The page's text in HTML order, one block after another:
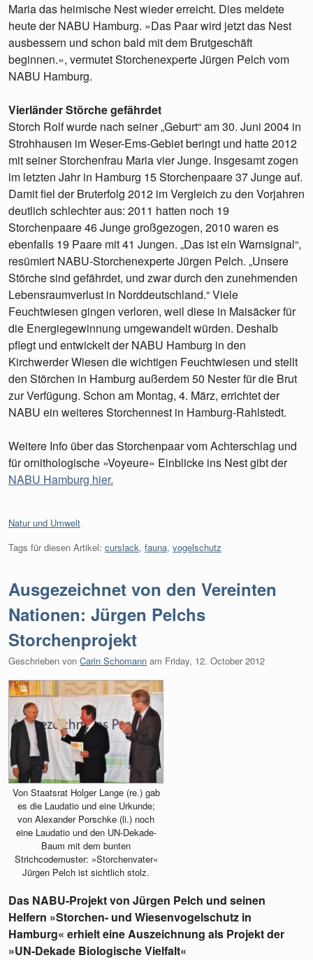
Maria das heimische Nest wieder erreicht. Dies meldete
heute der NABU Hamburg. »Das Paar wird jetzt das Nest
ausbessern und schon bald mit dem Brutgeschäft
beginnen.«, vermutet Storchenexperte Jürgen Pelch vom
NABU Hamburg.
Vierländer Störche gefährdet
Storch Rolf wurde nach seiner „Geburt“ am 30. Juni 2004 in
Strohhausen im Weser-Ems-Gebiet beringt und hatte 2012
mit seiner Storchenfrau Maria vier Junge. Insgesamt zogen
im letzten Jahr in Hamburg 15 Storchenpaare 37 Junge auf.
Damit fiel der Bruterfolg 2012 im Vergleich zu den Vorjahren
deutlich schlechter aus: 2011 hatten noch 19
Storchenpaare 46 Junge großgezogen, 2010 waren es
ebenfalls 19 Paare mit 41 Jungen. „Das ist ein Warnsignal“,
resümiert NABU-Storchenexperte Jürgen Pelch. „Unsere
Störche sind gefährdet, und zwar durch den zunehmenden
Lebensraumverlust in Norddeutschland.“ Viele
Feuchtwiesen gingen verloren, weil diese in Maisäcker für
die Energiegewinnung umgewandelt würden. Deshalb
pflegt und entwickelt der NABU Hamburg in den
Kirchwerder Wiesen die wichtigen Feuchtwiesen und stellt
den Störchen in Hamburg außerdem 50 Nester für die Brut
zur Verfügung. Schon am Montag, 4. März, errichtet der
NABU ein weiteres Storchennest in Hamburg-Rahlstedt.
Weitere Info über das Storchenpaar vom Achterschlag und
für ornithologische »Voyeure« Einblicke ins Nest gibt der
NABU Hamburg hier.
Kategorien:
Natur und Umwelt
Tags für diesen Artikel: curslack, fauna, vogelschutz
Ausgezeichnet von den Vereinten
Nationen: Jürgen Pelchs
Storchenprojekt
Geschrieben von Carin Schomann am Friday, 12. October 2012
Von Staatsrat Holger Lange (re.) gab
es die Laudatio und eine Urkunde;
von Alexander Porschke (li.) noch
eine Laudatio und den UN-Dekade-
Baum mit dem bunten
Strichcodemuster: »Storchenvater«
Jürgen Pelch ist sichtlich stolz.
Das NABU-Projekt von Jürgen Pelch und seinen
Helfern »Storchen- und Wiesenvogelschutz in
Hamburg« erhielt eine Auszeichnung als Projekt der
»UN-Dekade Biologische Vielfalt«